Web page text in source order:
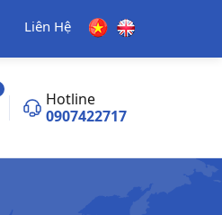
Liên Hệ
Hotline
0907422717